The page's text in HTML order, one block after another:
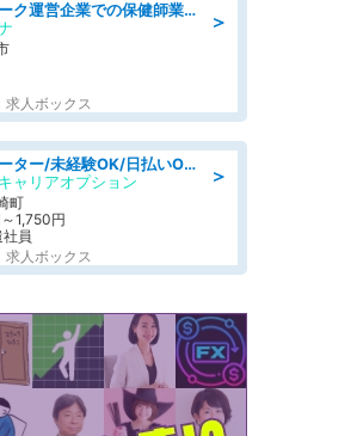
＞
大手テーマパーク運営企業での保健師業務/シフト/要資格:保健師
求人ボックス
＞
マシンオペレーター/未経験OK/日払いOK/寮完備/交替制/20・30・40代活躍中
ャリアオプション
町
1,750円
員
求人ボックス